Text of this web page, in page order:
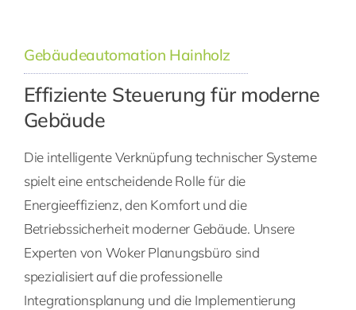
Gebäudeautomation Hainholz
Effiziente Steuerung für moderne
Gebäude
Die intelligente Verknüpfung technischer Systeme
spielt eine entscheidende Rolle für die
Energieeffizienz, den Komfort und die
Betriebssicherheit moderner Gebäude. Unsere
Experten von Woker Planungsbüro sind
spezialisiert auf die professionelle
Integrationsplanung und die Implementierung